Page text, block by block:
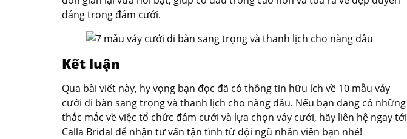
dáng trong đám cưới.
Kết luận
Qua bài viết này, hy vọng bạn đọc đã có thông tin hữu ích về 10 mẫu váy
cưới đi bàn sang trọng và thanh lịch cho nàng dâu. Nếu bạn đang có những
thắc mắc về việc tổ chức đám cưới và lựa chọn váy cưới, hãy liên hệ ngay tới
Calla Bridal để nhận tư vấn tận tình từ đội ngũ nhân viên bạn nhé!